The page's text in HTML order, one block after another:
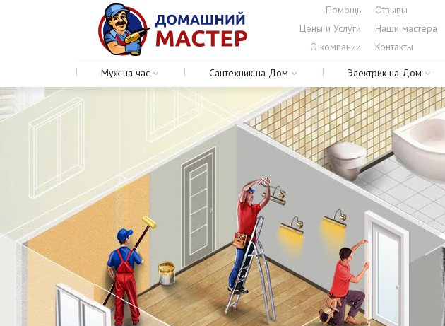
Помощь
Отзывы
Цены и Услуги
Наши мастера
О компании
Контакты
Муж на час Сантехник на Дом Электрик на Дом